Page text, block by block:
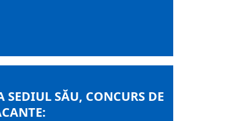
SĂU, CONCURS DE